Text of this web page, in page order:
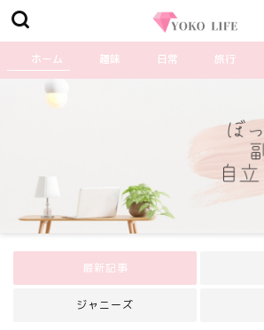
ホーム 趣味 日常 旅行
最新記事
ジャニーズ